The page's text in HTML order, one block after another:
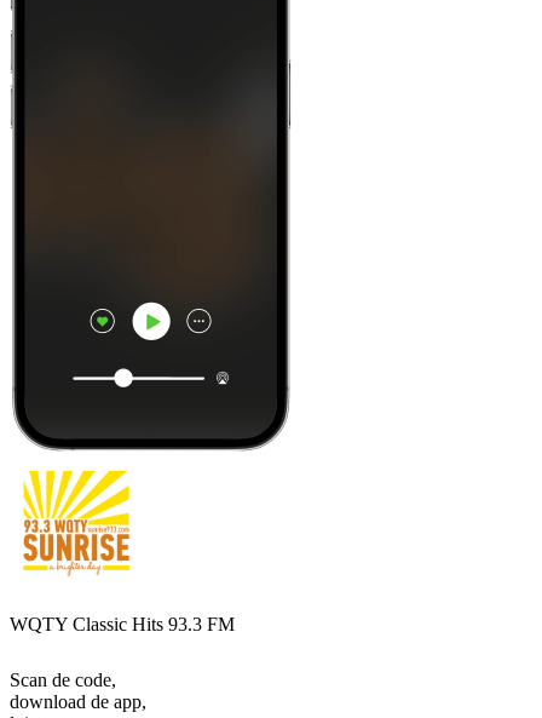
WQTY Classic Hits 93.3 FM
Scan de code,
download de app,